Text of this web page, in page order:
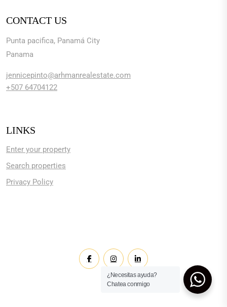
CONTACT US
Punta pacifica, Panamá City
Panama
jennicepinto@arhmanrealestate.com
+507 64704122
LINKS
Enter your property
Search properties
Privacy Policy
¿Necesitas ayuda?
Chatea conmigo